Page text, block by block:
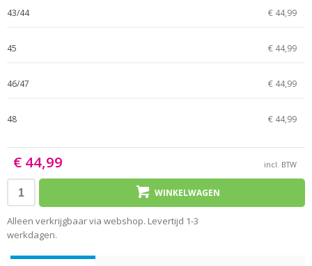
43/44 € 44,99
45 € 44,99
46/47 € 44,99
48 € 44,99
€ 44,99 incl. BTW
WINKELWAGEN
Alleen verkrijgbaar via webshop. Levertijd 1-3
werkdagen.